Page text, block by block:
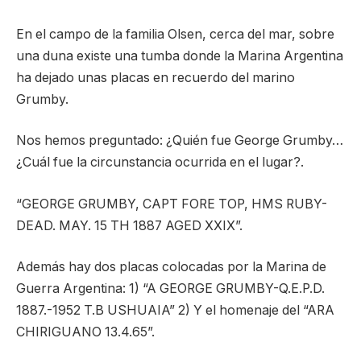
En el campo de la familia Olsen, cerca del mar, sobre
una duna existe una tumba donde la Marina Argentina
ha dejado unas placas en recuerdo del marino
Grumby.
Nos hemos preguntado: ¿Quién fue George Grumby…
¿Cuál fue la circunstancia ocurrida en el lugar?.
“GEORGE GRUMBY, CAPT FORE TOP, HMS RUBY-
DEAD. MAY. 15 TH 1887 AGED XXIX”.
Además hay dos placas colocadas por la Marina de
Guerra Argentina: 1) “A GEORGE GRUMBY-Q.E.P.D.
1887.-1952 T.B USHUAIA” 2) Y el homenaje del “ARA
CHIRIGUANO 13.4.65”.